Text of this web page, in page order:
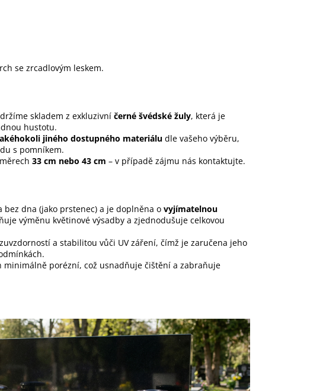
se zrcadlovým leskem.
skladem z exkluzivní černé švédské žuly, která je
hustotu.
jiného dostupného materiálu dle vašeho výběru,
s pomníkem.
33 cm nebo 43 cm – v případě zájmu nás kontaktujte.
bez dna (jako prstenec) a je doplněna o vyjímatelnou
výměnu květinové výsadby a zjednodušuje celkovou
a stabilitou vůči UV záření, čímž je zaručena jeho
minimálně porézní, což usnadňuje čištění a zabraňuje